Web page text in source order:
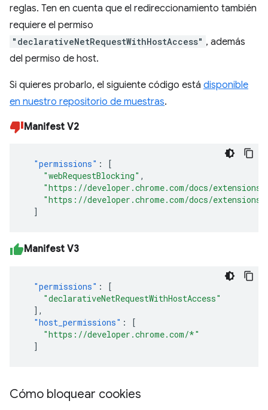
reglas. Ten en cuenta que el redireccionamiento también
requiere el permiso
"declarativeNetRequestWithHostAccess" , además
del permiso de host.
Si quieres probarlo, el siguiente código está disponible
en nuestro repositorio de muestras.
Manifest V2
"permissions" :
[
"webRequestBlocking" ,
"https://developer.chrome.com/docs/
"https://developer.chrome.com/docs/
]
Manifest V3
"permissions" :
[
"declarativeNetRequestWithHostAccess"
],
"host_permissions" :
[
"https://developer.chrome.com/*"
]
Cómo bloquear cookies